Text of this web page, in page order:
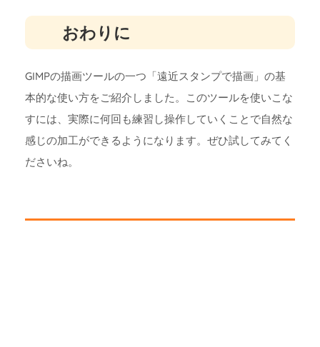
おわりに
GIMPの描画ツールの一つ「遠近スタンプで描画」の基
本的な使い方をご紹介しました。このツールを使いこな
すには、実際に何回も練習し操作していくことで自然な
感じの加工ができるようになります。ぜひ試してみてく
ださいね。